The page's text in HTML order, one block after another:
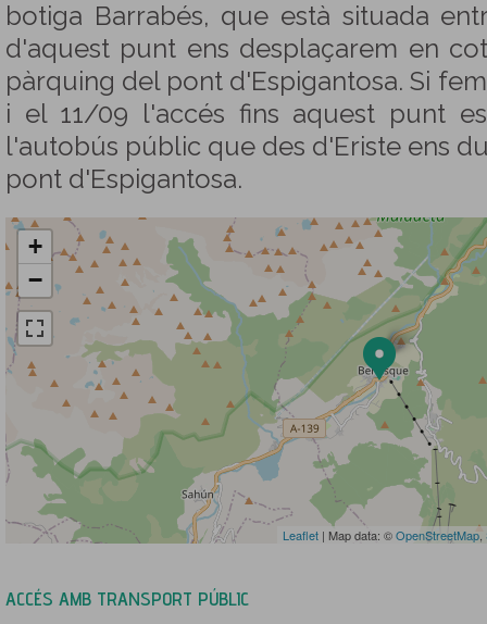
botiga Barrabés, que està situada
d'aquest punt ens desplaçarem en
pàrquing del pont d'Espigantosa. Si
i el 11/09 l'accés fins aquest punt
l'autobús públic que des d'Eriste ens
pont d'Espigantosa.
+
−
Leaflet | Map data: ©OpenStreetMap
ACCÉS AMB TRANSPORT PÚBLIC